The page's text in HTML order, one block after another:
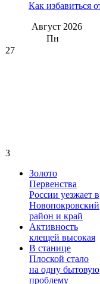
Как избавиться
Август 2026
Пн
27
3
Золото
Первенства
России уезжает в
Новопокровский
район и край
Активность
клещей высокая
В станице
Плоской стало
на одну бытовую
проблему